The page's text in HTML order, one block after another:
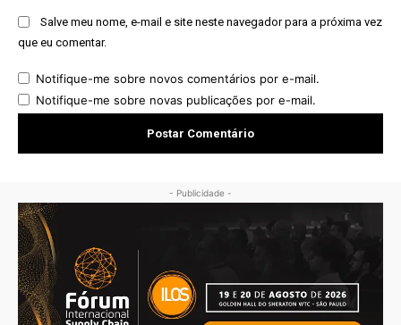
Salve meu nome, e-mail e site neste navegador para a próxima vez
que eu comentar.
Notifique-me sobre novos comentários por e-mail.
Notifique-me sobre novas publicações por e-mail.
- Publicidade -